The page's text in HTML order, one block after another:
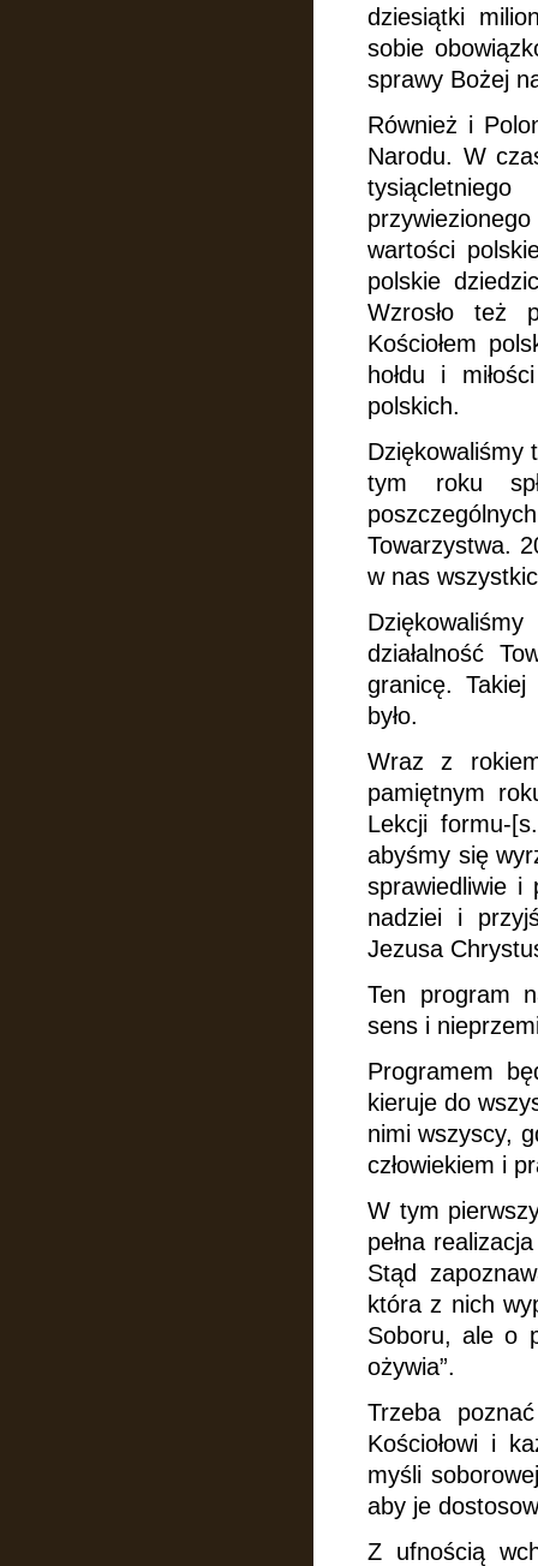
dziesiątki
sobie
sprawy Bożej
Również i
Narodu. W
wartości
polskie
Wzrosło też
Kościołem
hołdu i
polskich.
Dziękowaliśmy
tym roku
Towarzystwa.
w nas
działalność
granicę.
było.
Wraz z
pamiętnym
Lekcji formu-
abyśmy się
sprawiedliwie i
nadziei i
Jezusa
Ten program
sens i
Programem
kieruje do
nimi wszyscy,
człowiekiem i
W tym
pełna
Stąd
która z nich
Soboru, ale o
ożywia”.
Trzeba
Kościołowi i
myśli
aby je
Z ufnością